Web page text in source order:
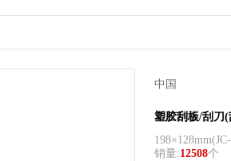
中国
酒总精选
塑胶刮板/刮刀(
198×128mm(
销量:12508个